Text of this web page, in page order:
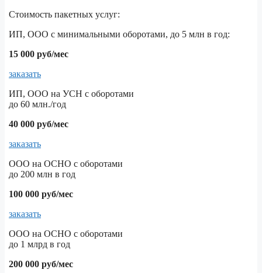
Стоимость пакетных услуг:
ИП, ООО с минимальными оборотами, до 5 млн в год:
15 000 руб/мес
заказать
ИП, ООО на УСН с оборотами
до 60 млн./год
40 000 руб/мес
заказать
ООО на ОСНО с оборотами
до 200 млн в год
100 000 руб/мес
заказать
ООО на ОСНО с оборотами
до 1 млрд в год
200 000 руб/мес